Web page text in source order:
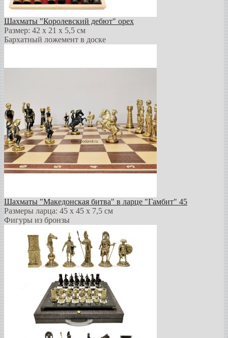
Шахматы "Королевский дебют" орех
Размер: 42 х 21 х 5,5 см
Бархатный ложемент в доске
Шахматы "Македонская битва" в ларце "Гамбит" 45
Размеры ларца: 45 x 45 х 7,5 см
Фигуры из бронзы